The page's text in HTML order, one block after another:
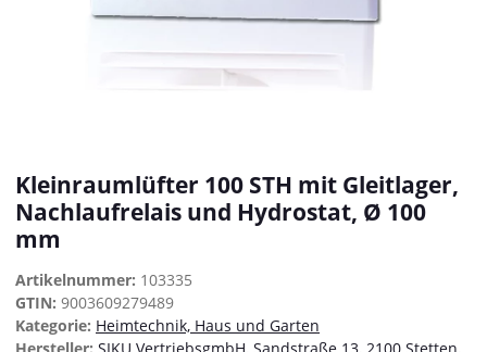
Kleinraumlüfter 100 STH mit Gleitlager,
Nachlaufrelais und Hydrostat, Ø 100
mm
Artikelnummer: 103335
GTIN: 9003609279489
Kategorie: Heimtechnik, Haus und Garten